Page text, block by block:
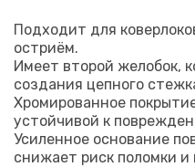
Подходит для
остриём.
Имеет второй желобок,
создания цепного
Хромированное
устойчивой к
Усиленное основание
снижает риск поломки и